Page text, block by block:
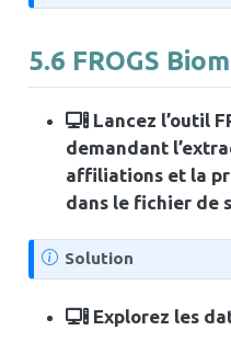
o
e
5.6 FROGS
Lancez l’outil
demandant
affiliations et la
dans le fichier de
N
o
t
e
Solution
Explorez les